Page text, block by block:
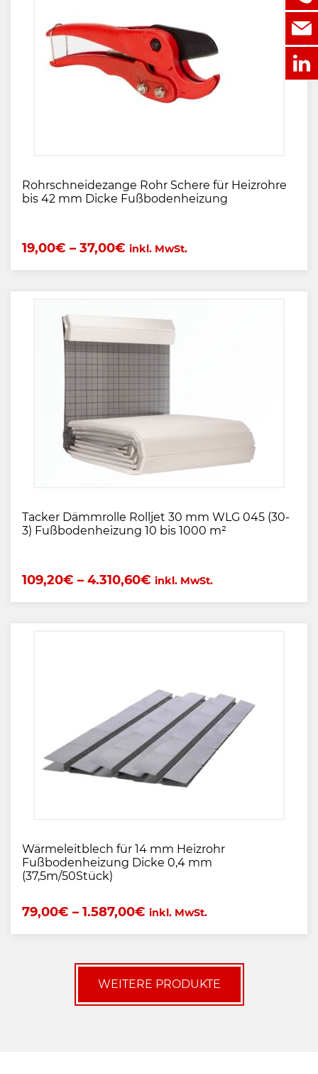
Rohrschneidezange Rohr Schere für Heizrohre
bis 42 mm Dicke Fußbodenheizung
19,00€ – 37,00€ inkl. MwSt.
Tacker Dämmrolle Rolljet 30 mm WLG 045 (30-
3) Fußbodenheizung 10 bis 1000 m²
109,20€ – 4.310,60€ inkl. MwSt.
Wärmeleitblech für 14 mm Heizrohr
Fußbodenheizung Dicke 0,4 mm
(37,5m/50Stück)
79,00€ – 1.587,00€ inkl. MwSt.
WEITERE PRODUKTE